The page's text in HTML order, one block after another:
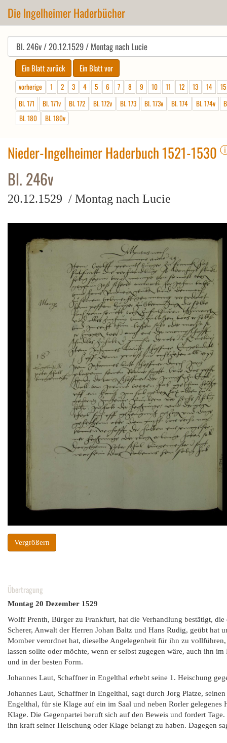
Die Ingelheimer Haderbücher
vorherige 1 2 3 4 5 6 7 8 9 10 11 12 13 14
15
Bl. 171
Bl. 171v Bl. 172 Bl. 172v Bl. 173 Bl. 173v Bl. 174 Bl. 174v
Bl. 180
Bl. 180v
Nieder-Ingelheimer Haderbuch 1521-1530
Bl. 246v
20.12.1529 / Montag nach Lucie
Vergrößern
Übertragung
Montag 20 Dezember 1529
Wolff Prenth, Bürger zu Frankfurt, hat die Verhandlung bestätigt,
Scherer, Anwalt der Herren Johan Baltz und Hans Rudig, geübt
Momber verordnet hat, dieselbe Angelegenheit für ihn zu
lassen sollte oder möchte, wenn er selbst zugegen wäre, auch ihn
und in der besten Form.
Johannes Laut, Schaffner in Engelthal erhebt seine 1. Heischung
Johannes Laut, Schaffner in Engelthal, sagt durch Jorg Platze,
Engelthal, für sie Klage auf ein im Saal und neben Rorler
Klage. Die Gegenpartei beruft sich auf den Beweis und fordert
ihn kraft seiner Heischung oder Klage belangt zu haben. Dagegen